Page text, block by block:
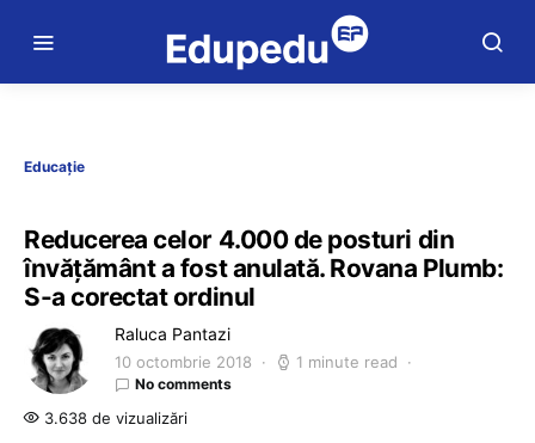
Educație
Reducerea celor 4.000 de posturi din
învățământ a fost anulată. Rovana Plumb:
S-a corectat ordinul
Raluca Pantazi
10 octombrie 2018 1 minute read
No comments
3.638 de vizualizări